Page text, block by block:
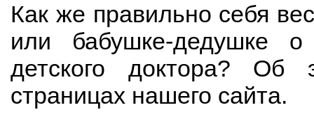
Как же правильно себя
или бабушке-дедушке о
детского доктора?
страницах нашего сайта.